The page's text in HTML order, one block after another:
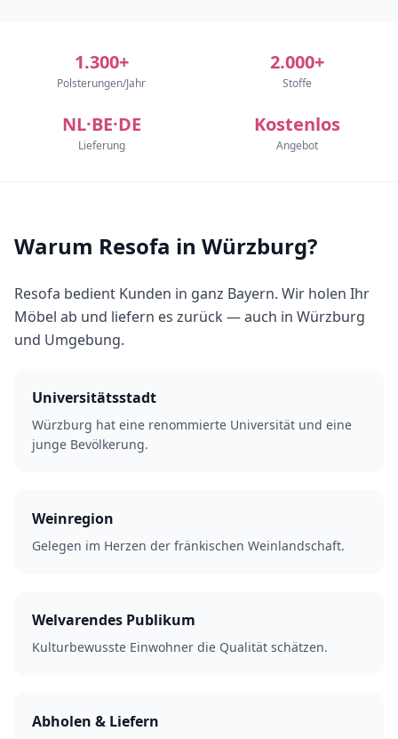
1.300+
Polsterungen/Jahr
2.000+
Stoffe
NL·BE·DE
Lieferung
Kostenlos
Angebot
Warum Resofa in Würzburg?
Resofa bedient Kunden in ganz Bayern. Wir holen Ihr
Möbel ab und liefern es zurück — auch in Würzburg
und Umgebung.
Universitätsstadt
Würzburg hat eine renommierte Universität und eine
junge Bevölkerung.
Weinregion
Gelegen im Herzen der fränkischen Weinlandschaft.
Welvarendes Publikum
Kulturbewusste Einwohner die Qualität schätzen.
Abholen & Liefern